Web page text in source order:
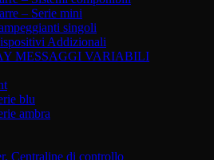
– Serie mini
singoli
Addizionali
MESSAGGI VARIABILI
blu
ambra
Centraline di controllo